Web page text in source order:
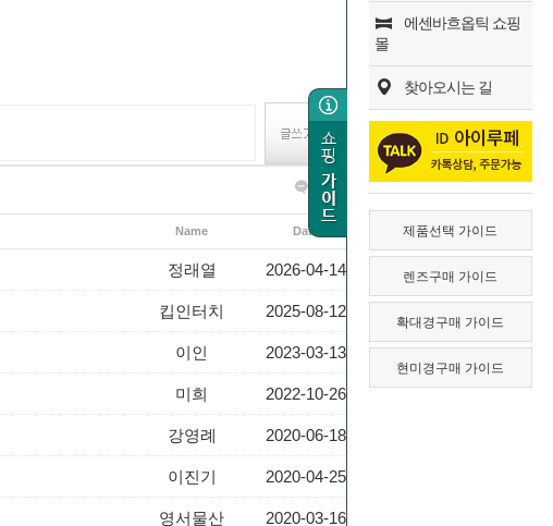
에센바흐옵틱 쇼핑
몰
찾아오시는 길
제품선택 가이드
렌즈구매 가이드
확대경구매 가이드
현미경구매 가이드
글쓰기
Name Date
정래열 2026-04-14
킵인터치 2025-08-12
이인 2023-03-13 800
미희 2022-10-26 3315
강영례 2020-06-18
이진기 2020-04-25
영서물산 2020-03-16